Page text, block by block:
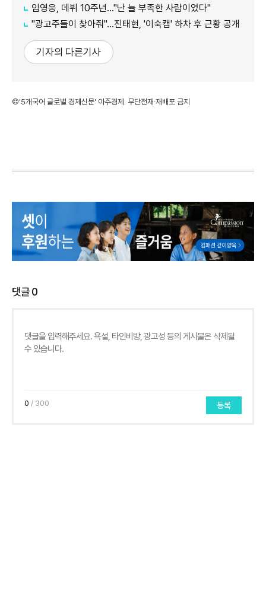
임영웅, 데뷔 10주년…"난 늘 부족한 사람이었다"
"광고주들이 찾아줘"…진태현, '이숙캠' 하차 후 근황 공개
기자의 다른기사
©'5개국어 글로벌 경제신문' 아주경제. 무단전재·재배포 금지
댓글0
0 / 300 등록